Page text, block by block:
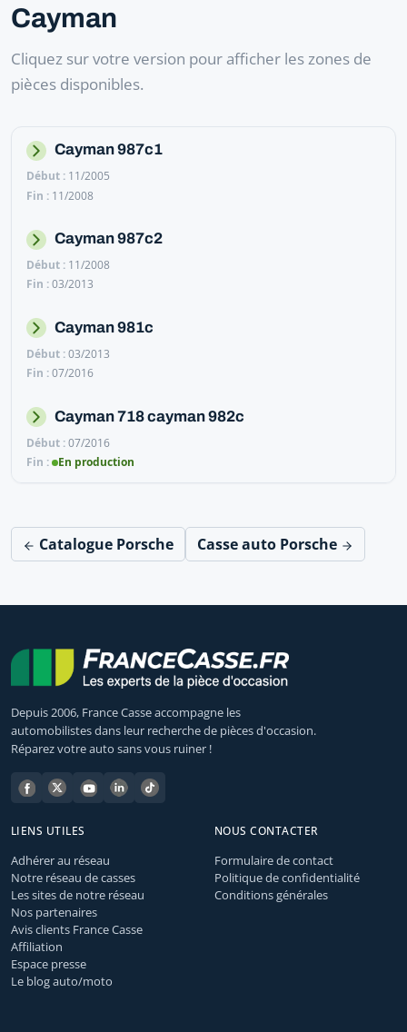
Cayman
Cliquez sur votre version pour afficher les zones de
pièces disponibles.
Cayman 987c1
11/2005
11/2008
Cayman 987c2
11/2008
03/2013
Cayman 981c
03/2013
07/2016
Cayman 718 cayman 982c
07/2016
En production
Catalogue Porsche Casse auto Porsche
Depuis 2006, France Casse accompagne les
automobilistes dans leur recherche de pièces d'occasion.
Réparez votre auto sans vous ruiner !
LIENS UTILES
Adhérer au réseau
Notre réseau de casses
Les sites de notre réseau
Nos partenaires
Avis clients France Casse
Affiliation
Espace presse
Le blog auto/moto
NOUS CONTACTER
Formulaire de contact
Politique de confidentialité
Conditions générales